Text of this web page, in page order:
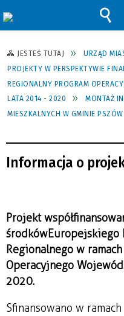
JESTEŚ TUTAJ URZĄD
PROJEKTY W PERSPEKTYWIE
REGIONALNY PROGRAM
LATA 2014 - 2020
MONTAŻ
MIESZKALNYCH W GMINIE PSZÓW
Informacja o
Projekt
środkówEuropejskiego
Regionalnego w
Operacyjnego
2020.
Sfinansowano w